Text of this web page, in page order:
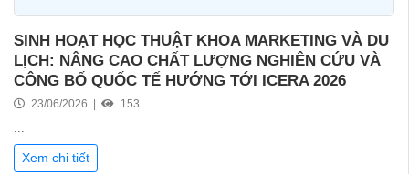
SINH HOẠT HỌC THUẬT KHOA MARKETING VÀ DU
LỊCH: NÂNG CAO CHẤT LƯỢNG NGHIÊN CỨU VÀ
CÔNG BỐ QUỐC TẾ HƯỚNG TỚI ICERA 2026
23/06/2026 | 153
...
Xem chi tiết